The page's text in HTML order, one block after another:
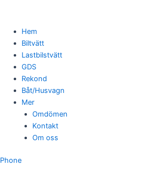
Hem
Biltvätt
Lastbilstvätt
GDS
Rekond
Båt/Husvagn
Mer
Omdömen
Kontakt
Om oss
Phone